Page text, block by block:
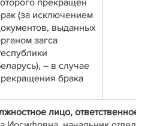
прекращен
(за исключением
выданных
загса
– в случае
брака
лицо,